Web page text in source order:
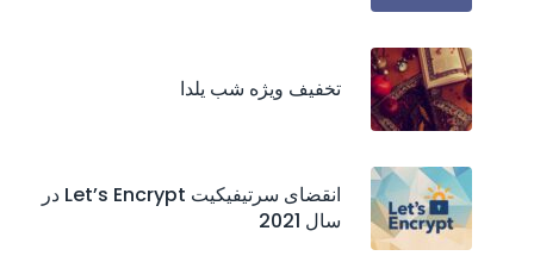
تخفیف ویژه شب یلدا
انقضای سرتیفیکیت‌ Let’s Encrypt در
سال 2021